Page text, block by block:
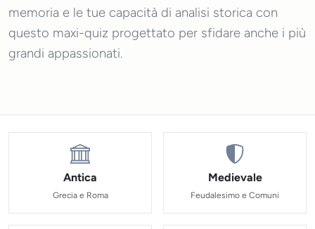
memoria e le tue capacità di analisi storica con
questo maxi-quiz progettato per sfidare anche i più
grandi appassionati.
Antica
Grecia e Roma
Medievale
Feudalesimo e Comuni